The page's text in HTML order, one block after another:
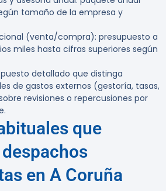
tamaño de la empresa y
(venta/compra): presupuesto a
miles hasta cifras superiores según
detallado que distinga
de gastos externos (gestoría, tasas,
revisiones o repercusiones por
que
en A Coruña